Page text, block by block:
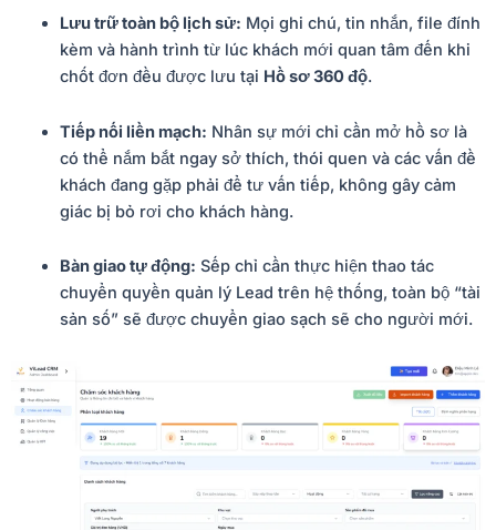
Lưu trữ toàn bộ lịch sử: Mọi ghi chú, tin nhắn, file đính
kèm và hành trình từ lúc khách mới quan tâm đến khi
chốt đơn đều được lưu tại Hồ sơ 360 độ.
Tiếp nối liền mạch: Nhân sự mới chỉ cần mở hồ sơ là
có thể nắm bắt ngay sở thích, thói quen và các vấn đề
khách đang gặp phải để tư vấn tiếp, không gây cảm
giác bị bỏ rơi cho khách hàng.
Bàn giao tự động: Sếp chỉ cần thực hiện thao tác
chuyển quyền quản lý Lead trên hệ thống, toàn bộ “tài
sản số” sẽ được chuyển giao sạch sẽ cho người mới.